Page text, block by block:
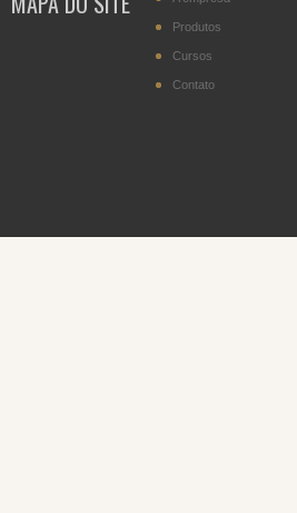
Produtos
Cursos
Contato